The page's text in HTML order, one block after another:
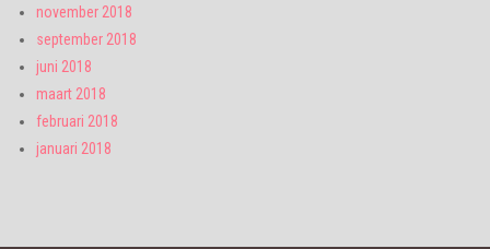
november 2018
september 2018
juni 2018
maart 2018
februari 2018
januari 2018